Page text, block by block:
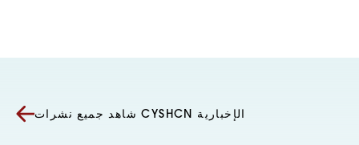
شاهد جميع نشرات CYSHCN الإخبارية